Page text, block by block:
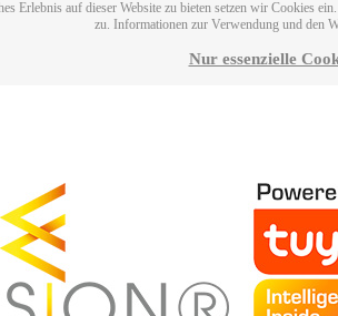
Erlebnis auf dieser Website zu bieten setzen wir Cookies
zu. Informationen zur Verwendung und den
Nur essenzielle